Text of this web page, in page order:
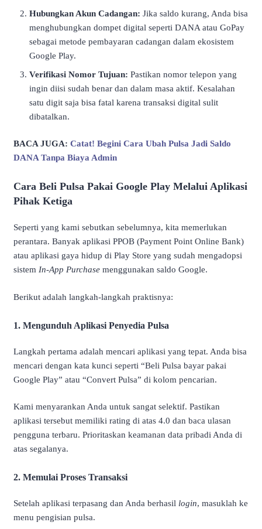
Hubungkan Akun Cadangan: Jika saldo kurang, Anda bisa
menghubungkan dompet digital seperti DANA atau GoPay
sebagai metode pembayaran cadangan dalam ekosistem
Google Play.
Verifikasi Nomor Tujuan: Pastikan nomor telepon yang
ingin diisi sudah benar dan dalam masa aktif. Kesalahan
satu digit saja bisa fatal karena transaksi digital sulit
dibatalkan.
BACA JUGA: Catat! Begini Cara Ubah Pulsa Jadi Saldo
DANA Tanpa Biaya Admin
Cara Beli Pulsa Pakai Google Play Melalui Aplikasi
Pihak Ketiga
Seperti yang kami sebutkan sebelumnya, kita memerlukan
perantara. Banyak aplikasi PPOB (Payment Point Online Bank)
atau aplikasi gaya hidup di Play Store yang sudah mengadopsi
sistem In-App Purchase menggunakan saldo Google.
Berikut adalah langkah-langkah praktisnya:
1. Mengunduh Aplikasi Penyedia Pulsa
Langkah pertama adalah mencari aplikasi yang tepat. Anda bisa
mencari dengan kata kunci seperti “Beli Pulsa bayar pakai
Google Play” atau “Convert Pulsa” di kolom pencarian.
Kami menyarankan Anda untuk sangat selektif. Pastikan
aplikasi tersebut memiliki rating di atas 4.0 dan baca ulasan
pengguna terbaru. Prioritaskan keamanan data pribadi Anda di
atas segalanya.
2. Memulai Proses Transaksi
Setelah aplikasi terpasang dan Anda berhasil login, masuklah ke
menu pengisian pulsa.